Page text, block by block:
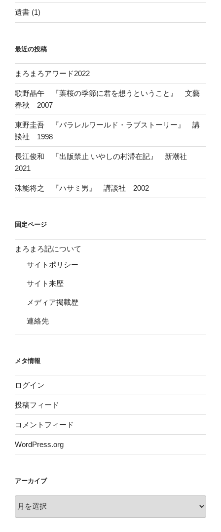
遺書 (1)
最近の投稿
まろまろアワード2022
歌野晶午 『葉桜の季節に君を想うということ』 文藝
春秋 2007
東野圭吾 『パラレルワールド・ラブストーリー』 講
談社 1998
長江俊和 『出版禁止 いやしの村滞在記』 新潮社
2021
殊能将之 『ハサミ男』 講談社 2002
固定ページ
まろまろ記について
サイトポリシー
サイト来歴
メディア掲載歴
連絡先
メタ情報
ログイン
投稿フィード
コメントフィード
WordPress.org
アーカイブ
ー